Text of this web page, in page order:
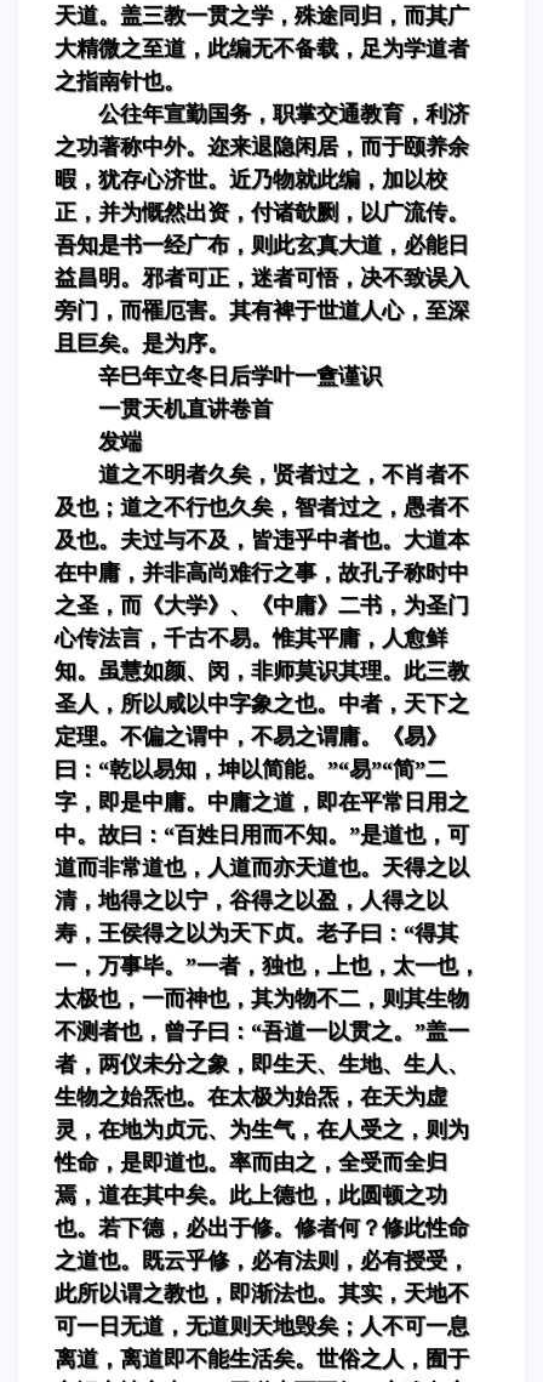
天道。盖三教一贯之学，殊途同归，而其广
大精微之至道，此编无不备载，足为学道者
之指南针也。
公往年宣勤国务，职掌交通教育，利济
之功著称中外。迩来退隐闲居，而于颐养余
暇，犹存心济世。近乃物就此编，加以校
正，并为慨然出资，付诸欹劂，以广流传。
吾知是书一经广布，则此玄真大道，必能日
益昌明。邪者可正，迷者可悟，决不致误入
旁门，而罹厄害。其有裨于世道人心，至深
且巨矣。是为序。
辛巳年立冬日后学叶一盦谨识
一贯天机直讲卷首
发端
道之不明者久矣，贤者过之，不肖者不
及也；道之不行也久矣，智者过之，愚者不
及也。夫过与不及，皆违乎中者也。大道本
在中庸，并非高尚难行之事，故孔子称时中
之圣，而《大学》、《中庸》二书，为圣门
心传法言，千古不易。惟其平庸，人愈鲜
知。虽慧如颜、闵，非师莫识其理。此三教
圣人，所以咸以中字象之也。中者，天下之
定理。不偏之谓中，不易之谓庸。《易》
曰：“乾以易知，坤以简能。”“易”“简”二
字，即是中庸。中庸之道，即在平常日用之
中。故曰：“百姓日用而不知。”是道也，可
道而非常道也，人道而亦天道也。天得之以
清，地得之以宁，谷得之以盈，人得之以
寿，王侯得之以为天下贞。老子曰：“得其
一，万事毕。”一者，独也，上也，太一也，
太极也，一而神也，其为物不二，则其生物
不测者也，曾子曰：“吾道一以贯之。”盖一
者，两仪未分之象，即生天、生地、生人、
生物之始炁也。在太极为始炁，在天为虚
灵，在地为贞元、为生气，在人受之，则为
性命，是即道也。率而由之，全受而全归
焉，道在其中矣。此上德也，此圆顿之功
也。若下德，必出于修。修者何？修此性命
之道也。既云乎修，必有法则，必有授受，
此所以谓之教也，即渐法也。其实，天地不
可一日无道，无道则天地毁矣；人不可一息
离道，离道即不能生活矣。世俗之人，囿于